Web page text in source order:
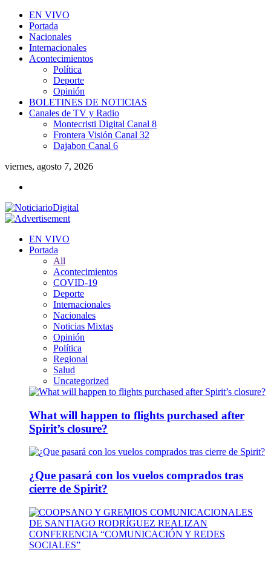
EN VIVO
Portada
Nacionales
Internacionales
Acontecimientos
Política
Deporte
Opinión
BOLETINES DE NOTICIAS
Canales de TV y Radio
Montecristi Digital Canal 8
Frontera Visión Canal 32
Dajabon Canal 6
viernes, agosto 7, 2026
EN VIVO
Portada
All
Acontecimientos
COVID-19
Deporte
Internacionales
Nacionales
Noticias Mixtas
Opinión
Política
Regional
Salud
Uncategorized
What will happen to flights purchased after
Spirit’s closure?
¿Que pasará con los vuelos comprados tras
cierre de Spirit?